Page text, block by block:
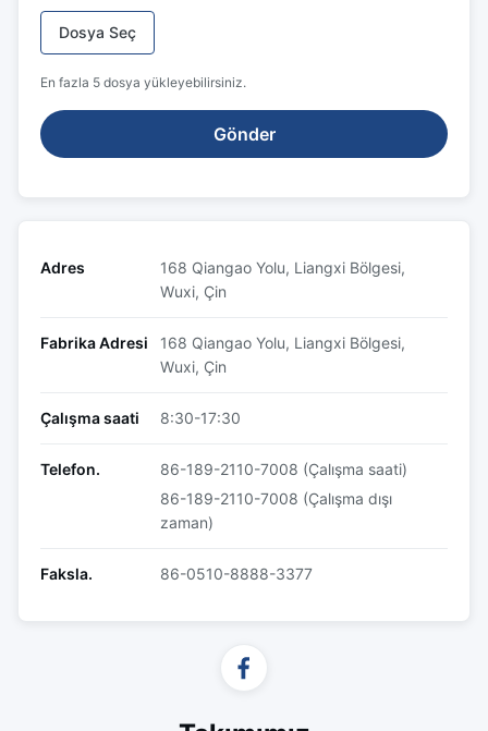
Dosya Seç
En fazla 5 dosya yükleyebilirsiniz.
Gönder
Adres
168 Qiangao Yolu, Liangxi Bölgesi,
Wuxi, Çin
Fabrika Adresi
168 Qiangao Yolu, Liangxi Bölgesi,
Wuxi, Çin
Çalışma saati 8:30-17:30
Telefon.
86-189-2110-7008 (Çalışma saati)
86-189-2110-7008 (Çalışma dışı
zaman)
Faksla. 86-0510-8888-3377